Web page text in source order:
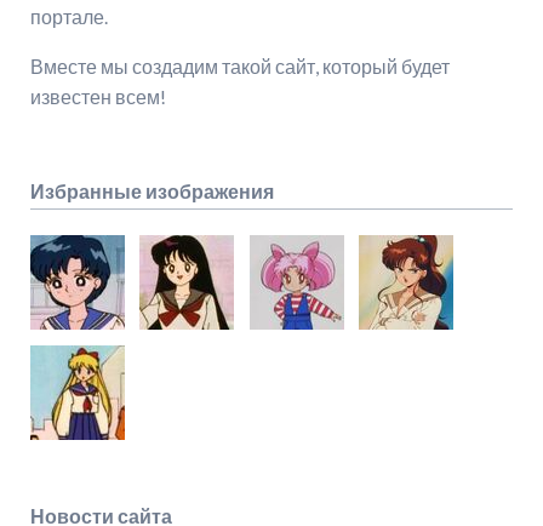
портале.
Вместе мы создадим такой сайт, который будет
известен всем!
Избранные изображения
Новости сайта